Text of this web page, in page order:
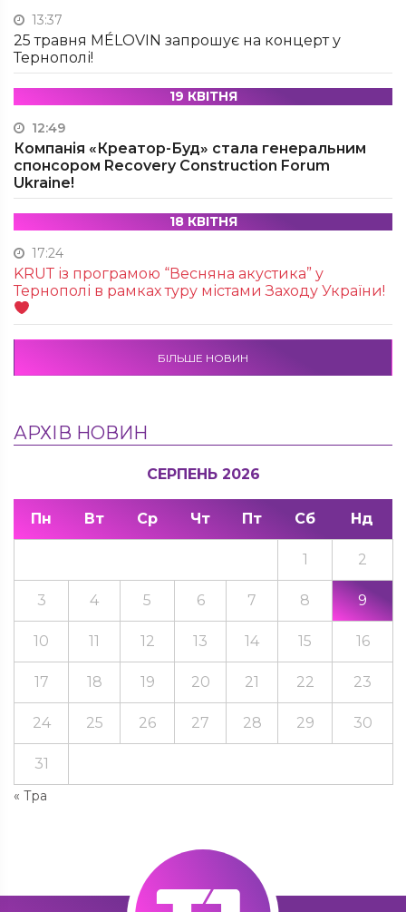
13:37
25 травня MÉLOVIN запрошує на концерт у
Тернополі!
19 КВІТНЯ
12:49
Компанія «Креатор-Буд» стала генеральним
спонсором Recovery Construction Forum
Ukraine!
18 КВІТНЯ
17:24
KRUТ із програмою “Весняна акустика” у
Тернополі в рамках туру містами Заходу України!
БІЛЬШЕ НОВИН
АРХІВ НОВИН
СЕРПЕНЬ 2026
Пн Вт Ср Чт Пт Сб Нд
« Тра
1 2
3 4 5 6 7 8 9
10 11 12 13 14 15 16
17 18 19 20 21 22 23
24 25 26 27 28 29 30
31